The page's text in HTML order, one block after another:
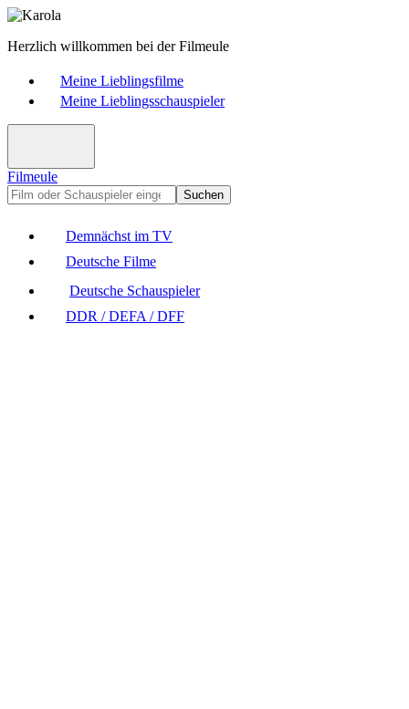
Herzlich willkommen bei der Filmeule
Meine Lieblingsfilme
Meine Lieblingsschauspieler
Filmeule
Suchen
Demnächst im TV
Deutsche Filme
Deutsche Schauspieler
DDR / DEFA / DFF